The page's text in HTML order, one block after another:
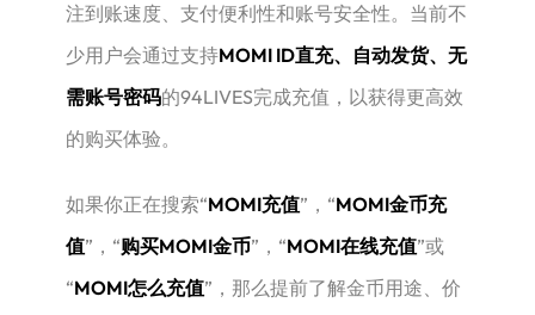
注到账速度、支付便利性和账号安全性。当前不
少用户会通过支持MOMI ID直充、自动发货、无
需账号密码的94LIVES完成充值，以获得更高效
的购买体验。
如果你正在搜索“MOMI充值”，“MOMI金币充
值”，“购买MOMI金币”，“MOMI在线充值”或
“MOMI怎么充值”，那么提前了解金币用途、价